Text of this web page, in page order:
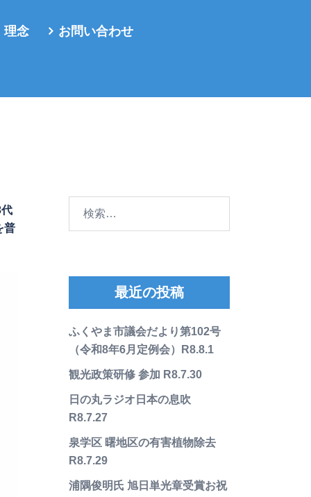
理念 お問い合わせ
普
最近の投稿
ふくやま市議会だより第102号
（令和8年6月定例会）R8.8.1
観光政策研修 参加 R8.7.30
日の丸ラジオ日本の息吹
R8.7.27
泉学区 曙地区の有害植物除去
R8.7.29
浦隅俊明氏 旭日単光章受賞お祝